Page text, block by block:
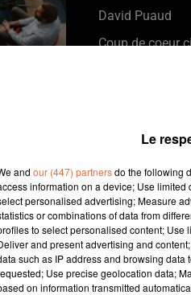
David Puaud
Coup de coeur
son coup de
Le
and our (447) partnersdo the following
information on a device; Use
personalised advertising; Measure
or combinations of data from
to select personalised content; Use
and present advertising and
such as IP address and browsing
Use precise geolocation data;
on information transmitted